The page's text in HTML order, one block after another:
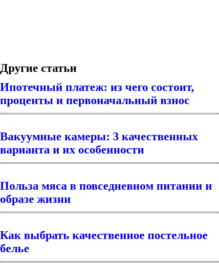
Другие статьи
Ипотечный платеж: из чего состоит,
проценты и первоначальный взнос
Вакуумные камеры: 3 качественных
варианта и их особенности
Польза мяса в повседневном питании и
образе жизни
Как выбрать качественное постельное
белье